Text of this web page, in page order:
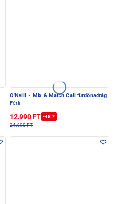
O'Neill · Mix & Match Cali fürdőnadrág
Férfi
12.990 FT -48 %
24.990 FT